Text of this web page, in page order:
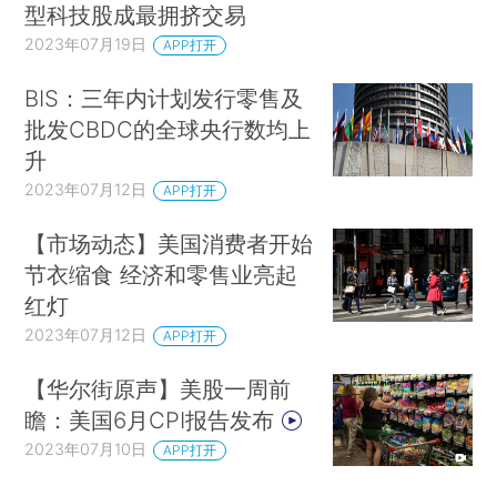
型科技股成最拥挤交易
2023年07月19日 APP打开
BIS：三年内计划发行零售及
批发CBDC的全球央行数均上
升
2023年07月12日 APP打开
【市场动态】美国消费者开始
节衣缩食 经济和零售业亮起
红灯
2023年07月12日 APP打开
【华尔街原声】美股一周前
瞻：美国6月CPI报告发布
2023年07月10日 APP打开